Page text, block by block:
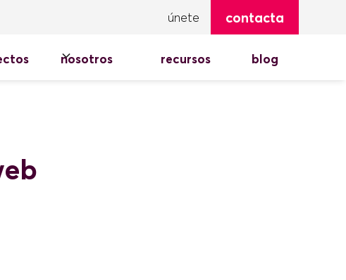
únete contacta
nosotros recursos blog